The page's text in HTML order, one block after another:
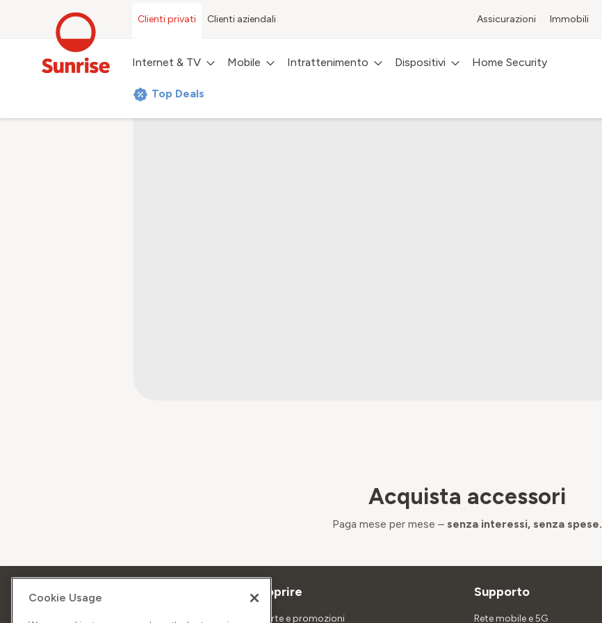
Clienti privati Clienti aziendali Assicurazioni Immobili
Internet & TV Mobile Intrattenimento Dispositivi Home Security
Top Deals
Acquista accessori
Paga mese per mese – senza interessi, senza spese.
Su Sunrise Scoprire
Offerte e promozioni
Supporto
Rete mobile e 5G
Cookie Usage